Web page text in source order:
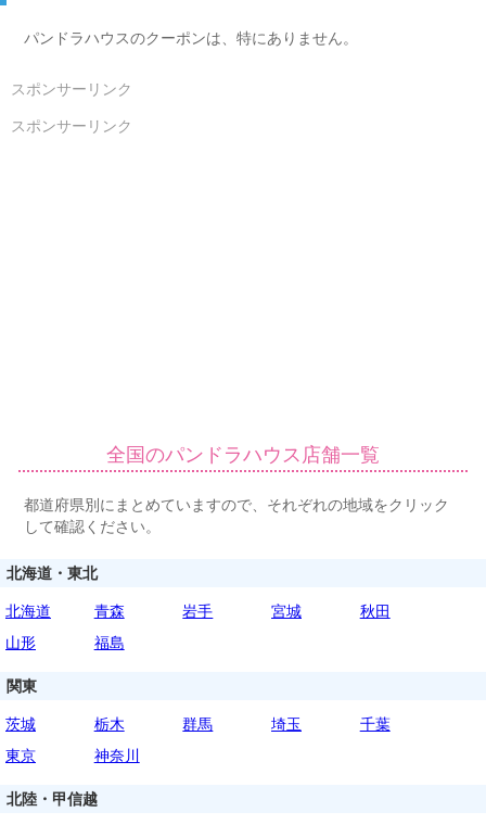
パンドラハウスのクーポンは、特にありません。
スポンサーリンク
スポンサーリンク
全国のパンドラハウス店舗一覧
都道府県別にまとめていますので、それぞれの地域をクリック
して確認ください。
北海道・東北
北海道 青森 岩手 宮城
秋田
山形
福島
関東
茨城 栃木 群馬 埼玉
千葉
東京
神奈川
北陸・甲信越